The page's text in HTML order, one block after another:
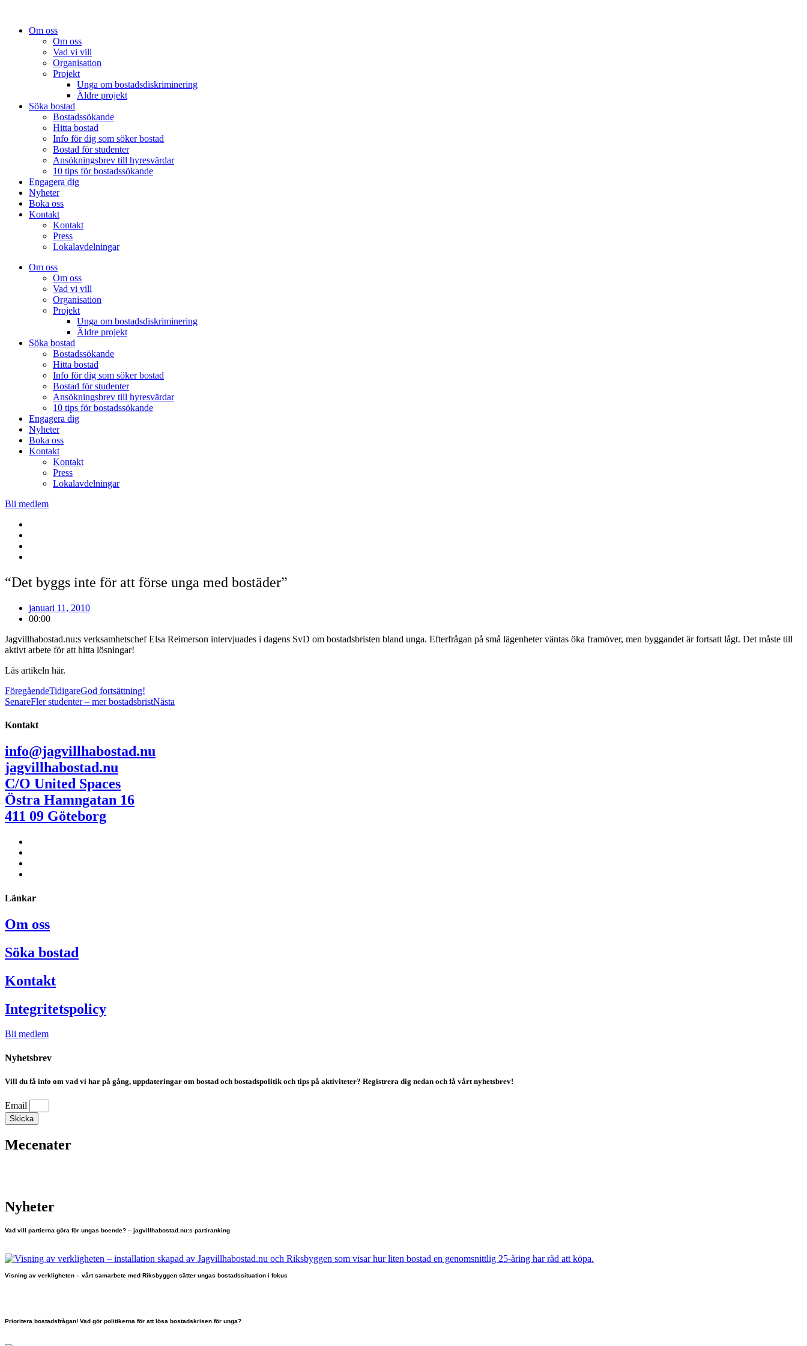
Om oss
Om oss
Vad vi vill
Organisation
Projekt
Unga om bostadsdiskriminering
Äldre projekt
Söka bostad
Bostadssökande
Hitta bostad
Info för dig som söker bostad
Bostad för studenter
Ansökningsbrev till hyresvärdar
10 tips för bostadssökande
Engagera dig
Nyheter
Boka oss
Kontakt
Kontakt
Press
Lokalavdelningar
Om oss
Om oss
Vad vi vill
Organisation
Projekt
Unga om bostadsdiskriminering
Äldre projekt
Söka bostad
Bostadssökande
Hitta bostad
Info för dig som söker bostad
Bostad för studenter
Ansökningsbrev till hyresvärdar
10 tips för bostadssökande
Engagera dig
Nyheter
Boka oss
Kontakt
Kontakt
Press
Lokalavdelningar
Bli medlem
“Det byggs inte för att förse unga med bostäder”
januari 11, 2010
00:00
Jagvillhabostad.nu:s verksamhetschef Elsa Reimerson intervjuades i dagens SvD om bostadsbristen bland unga. Efterfrågan på små lägenheter väntas öka framöver, men byggandet är fortsatt lågt. Det måste till
aktivt arbete för att hitta lösningar!
Läs artikeln här.
FöregåendeTidigareGod fortsättning!
SenareFler studenter – mer bostadsbristNästa
Kontakt
info@jagvillhabostad.nu
jagvillhabostad.nu
C/O United Spaces
Östra Hamngatan 16
411 09 Göteborg
Länkar
Om oss
Söka bostad
Kontakt
Integritetspolicy
Bli medlem
Nyhetsbrev
Vill du få info om vad vi har på gång, uppdateringar om bostad och bostadspolitik och tips på aktiviteter? Registrera dig nedan och få vårt nyhetsbrev!
Email
Skicka
Mecenater
Nyheter
Vad vill partierna göra för ungas boende? – jagvillhabostad.nu:s partiranking
Visning av verkligheten – vårt samarbete med Riksbyggen sätter ungas bostadssituation i fokus
Prioritera bostadsfrågan! Vad gör politikerna för att lösa bostadskrisen för unga?